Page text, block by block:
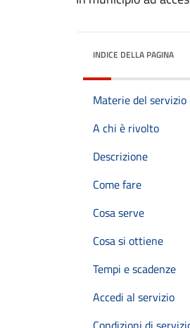
INDICE DELLA PAGINA
Materie del servizio
A chi è rivolto
Descrizione
Come fare
Cosa serve
Cosa si ottiene
Tempi e scadenze
Accedi al servizio